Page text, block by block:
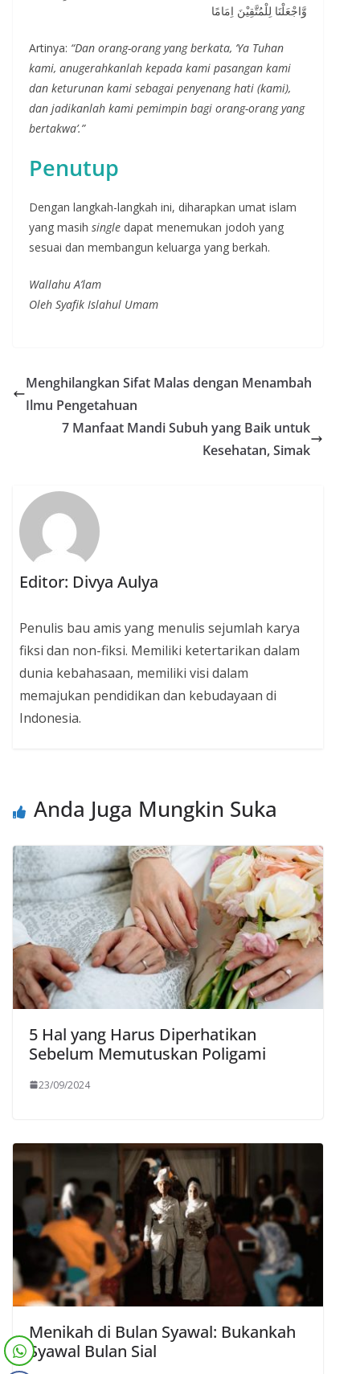
وَّاجْعَلْنَا لِلْمُتَّقِيْنَ اِمَامًا
Artinya: “Dan orang-orang yang berkata, ‘Ya Tuhan
kami, anugerahkanlah kepada kami pasangan kami
dan keturunan kami sebagai penyenang hati (kami),
dan jadikanlah kami pemimpin bagi orang-orang yang
bertakwa’.”
Penutup
Dengan langkah-langkah ini, diharapkan umat islam
yang masih single dapat menemukan jodoh yang
sesuai dan membangun keluarga yang berkah.
Wallahu A’lam
Oleh Syafik Islahul Umam
Menghilangkan Sifat Malas dengan Menambah
Ilmu Pengetahuan
7 Manfaat Mandi Subuh yang Baik untuk
Kesehatan, Simak
Editor: Divya Aulya
Penulis bau amis yang menulis sejumlah karya
fiksi dan non-fiksi. Memiliki ketertarikan dalam
dunia kebahasaan, memiliki visi dalam
memajukan pendidikan dan kebudayaan di
Indonesia.
Anda Juga Mungkin Suka
5 Hal yang Harus Diperhatikan
Sebelum Memutuskan Poligami
23/09/2024
Menikah di Bulan Syawal: Bukankah
Syawal Bulan Sial